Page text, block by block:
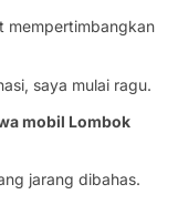
mempertimbangkan
saya mulai ragu.
mobil Lombok
jarang dibahas.